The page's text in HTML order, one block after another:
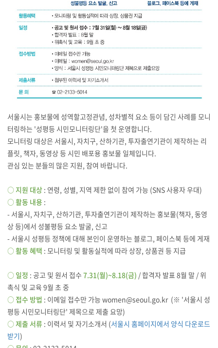
서울시는 홍보물에 성역할고정관념, 성차별적 요소 등이 담긴 사례를 모니
터링하는 '성평등 시민모니터링단'을 첫 운영합니다.
모니터링 대상은 서울시, 자치구, 산하기관, 투자출연기관이 제작하는 리
플릿, 책자, 동영상 등 시민 배포용 홍보물 일체입니다.
관심 있는 분들의 많은 지원, 참여 바랍니다.
○ 지원 대상 : 연령, 성별, 지역 제한 없이 참여 가능 (SNS 사용자 우대)
○활동 내용 :
- 서울시, 자치구, 산하기관, 투자출연기관이 제작하는 홍보물(책자, 동영
상 등)에서 성불평등 요소 발굴, 신고
- 서울시 성평등 정책에 대해 본인이 운영하는 블로그, 페이스북 등에 게재
○활동 혜택 : 모니터링 및 활동실적에 따라 상장, 상품권 등 지급
○ 일정 : 공고 및 원서 접수 7.31(월)~8.18(금) / 합격자 발표 8월 말 / 위
촉식 및 교육 9월 초 중
○ 접수 방법 : 이메일 접수만 가능 women@seoul.go.kr (※ '서울시 성
평등 시민모니터링단' 제목으로 제출 요망)
○제출 서류 : 이력서 및 자기소개서 (서울시 홈페이지에서 양식 다운로드
받기)